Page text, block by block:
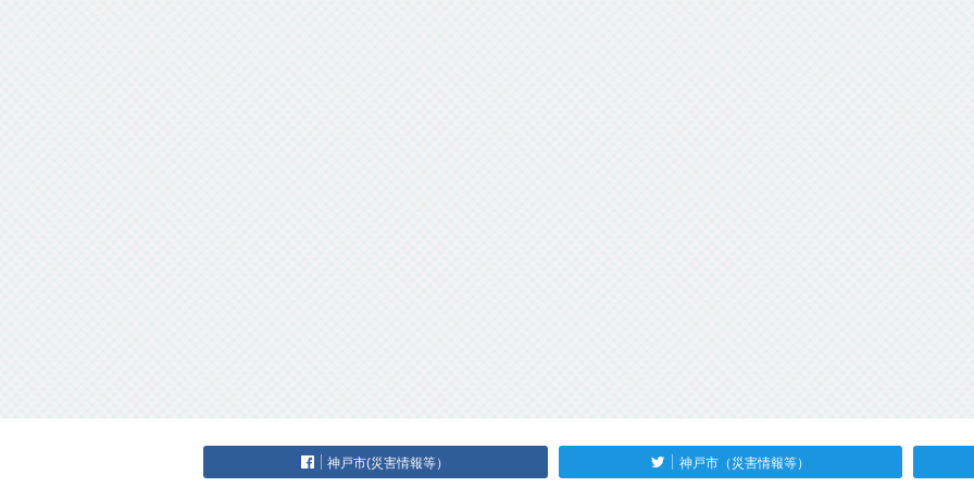
神戸市(災害情報等） 神戸市（災害情報等）